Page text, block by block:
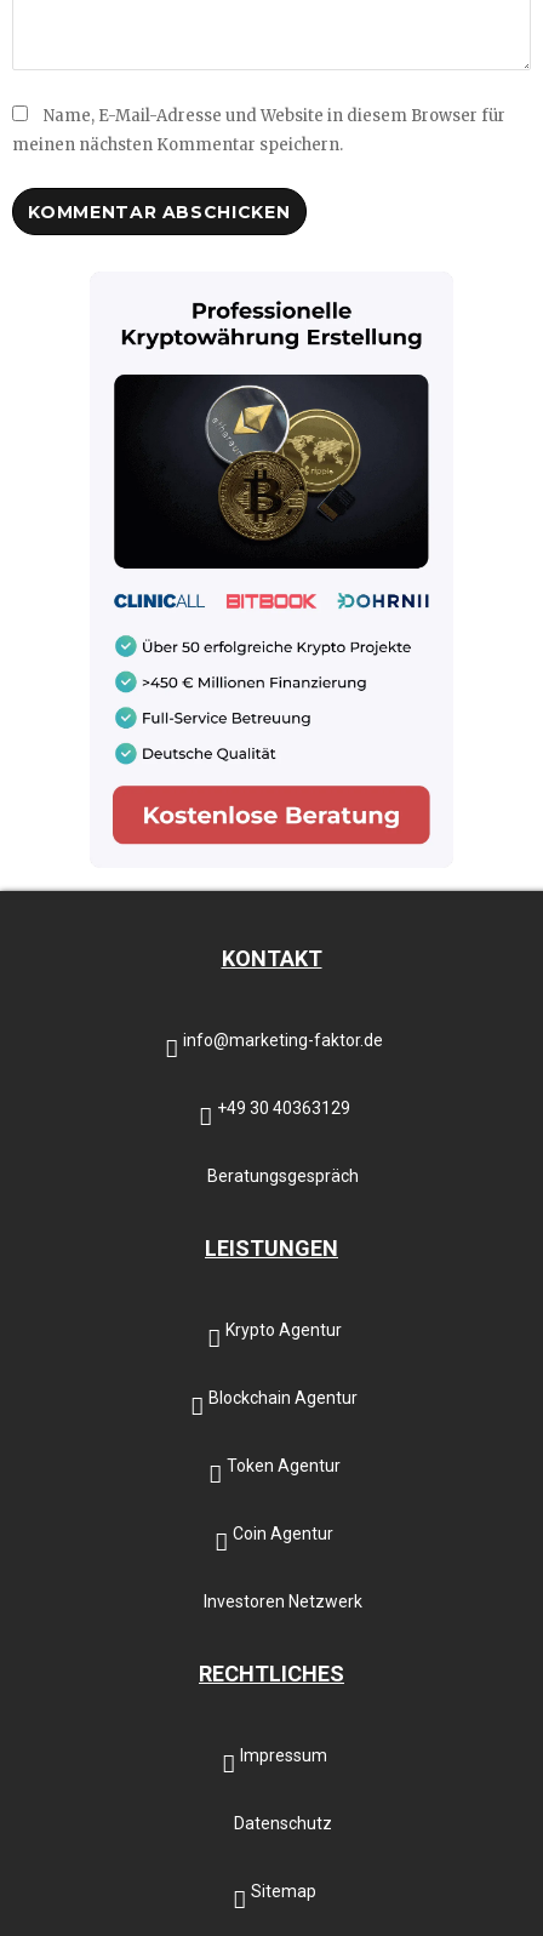
Name, E-Mail-Adresse und Website in diesem Browser für
meinen nächsten Kommentar speichern.
KONTAKT
info@marketing-faktor.de
+49 30 40363129
Beratungsgespräch
LEISTUNGEN
Krypto Agentur
Blockchain Agentur
Token Agentur
Coin Agentur
Investoren Netzwerk
RECHTLICHES
Impressum
Datenschutz
Sitemap